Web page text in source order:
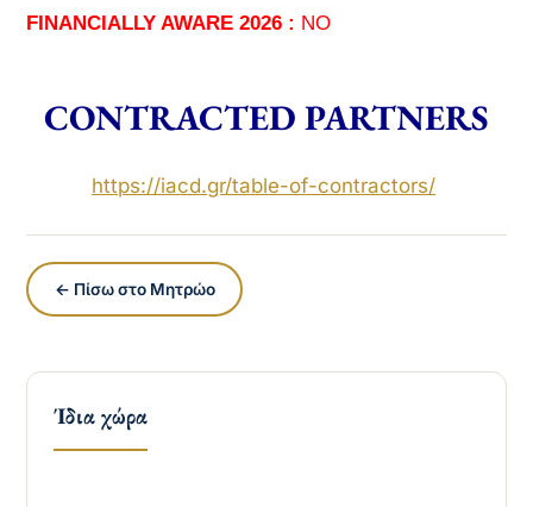
FINANCIALLY AWARE 2026 : NO
CONTRACTED PARTNERS
https://iacd.gr/table-of-contractors/
← Πίσω στο Μητρώο
Ίδια χώρα